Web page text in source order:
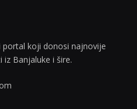
koji donosi najnovije
Banjaluke i šire.